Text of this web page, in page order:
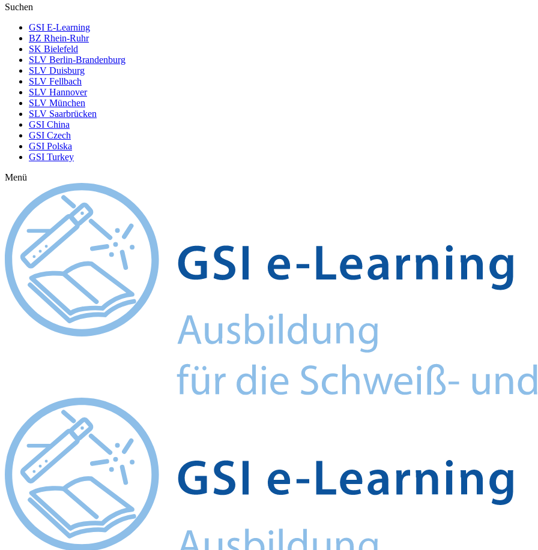
Suchen
GSI E-Learning
BZ Rhein-Ruhr
SK Bielefeld
SLV Berlin-Brandenburg
SLV Duisburg
SLV Fellbach
SLV Hannover
SLV München
SLV Saarbrücken
GSI China
GSI Czech
GSI Polska
GSI Turkey
Menü